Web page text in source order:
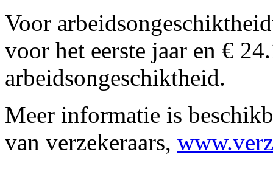
Voor
voor het eerste jaar en €
arbeidsongeschiktheid.
Meer informatie is
van verzekeraars,